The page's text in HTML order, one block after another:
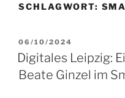
SCHLAGWORT:
VERÖFFENTLICHT
AM
06/10/2024
Digitales Leipzig:
Beate Ginzel im